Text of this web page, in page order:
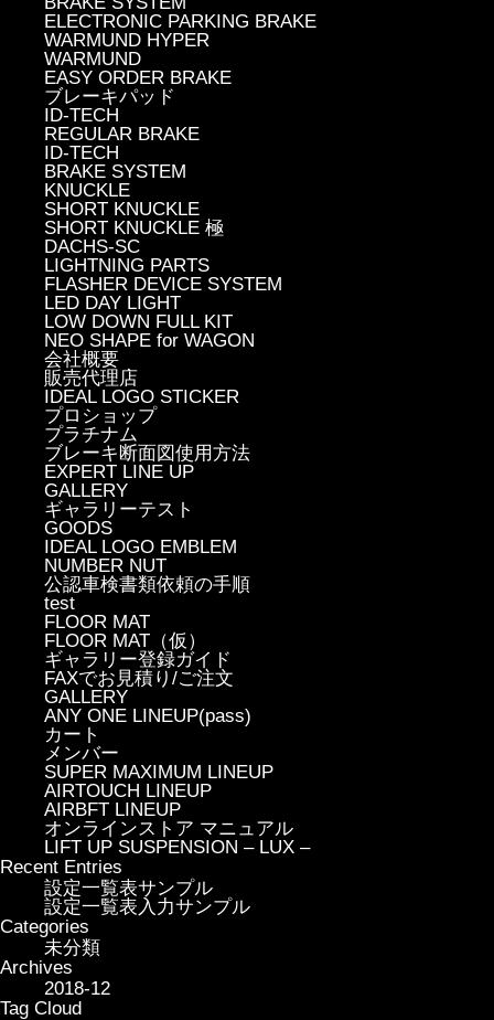
ELECTRONIC PARKING BRAKE
WARMUND HYPER
WARMUND
EASY ORDER BRAKE
ブレーキパッド
ID-TECH
REGULAR BRAKE
ID-TECH
BRAKE SYSTEM
KNUCKLE
SHORT KNUCKLE
SHORT KNUCKLE 極
DACHS-SC
LIGHTNING PARTS
FLASHER DEVICE SYSTEM
LED DAY LIGHT
LOW DOWN FULL KIT
NEO SHAPE for WAGON
会社概要
販売代理店
IDEAL LOGO STICKER
プロショップ
プラチナム
ブレーキ断面図使用方法
EXPERT LINE UP
GALLERY
ギャラリーテスト
GOODS
IDEAL LOGO EMBLEM
NUMBER NUT
公認車検書類依頼の手順
test
FLOOR MAT
FLOOR MAT（仮）
ギャラリー登録ガイド
FAXでお見積り/ご注文
GALLERY
ANY ONE LINEUP(pass)
カート
メンバー
SUPER MAXIMUM LINEUP
AIRTOUCH LINEUP
AIRBFT LINEUP
オンラインストア マニュアル
LIFT UP SUSPENSION – LUX –
Recent Entries
設定一覧表サンプル
設定一覧表入力サンプル
Categories
未分類
Archives
2018-12
Tag Cloud